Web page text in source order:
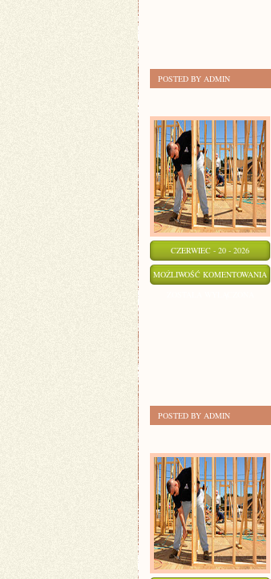
POSTED BY ADMIN
CZERWIEC - 20 - 2026
MOŻLIWOŚĆ KOMENTOWANIA
POSTED BY ADMIN